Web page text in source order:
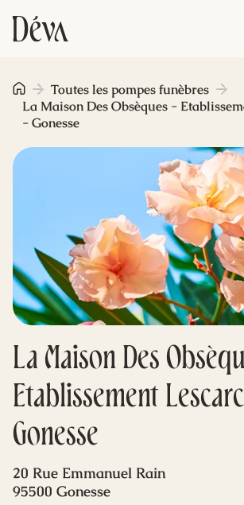
Obsèques
Prévoyance
Monument funéraire
Livraison de fleurs
Blog
Mes dernières
La Maison Des
Etablissement
Gonesse
Toutes les pompes funèbres
La Maison Des Obsèques -
- Gonesse
20 Rue Emmanuel Rain
95500 Gonesse